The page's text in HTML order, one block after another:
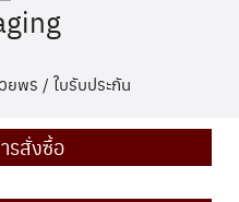
ยพร / ใบรับประกัน
รสั่งซื้อ